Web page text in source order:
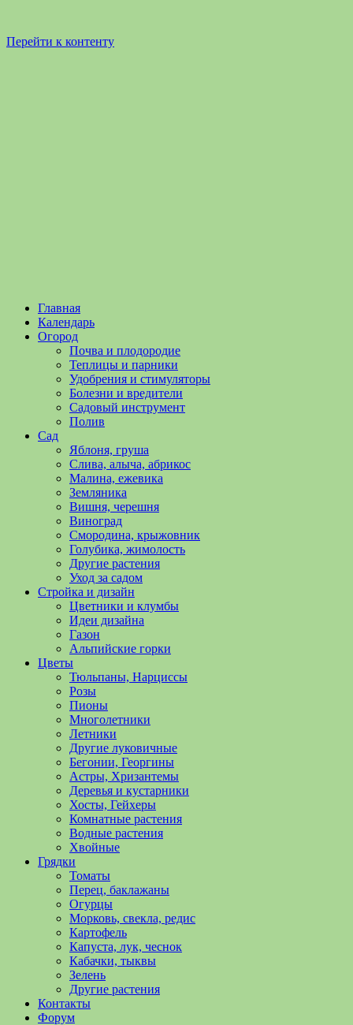
Перейти к контенту
Садоводство
Огородничество
Садоводство
огородничество
полезные
уходу
овощами,
растениями
Поможем
обустройстве
выращивании
Главная
Календарь
Огород
Почва и плодородие
Теплицы и парники
Удобрения и стимуляторы
Болезни и вредители
Садовый инструмент
Полив
Сад
Яблоня, груша
Слива, алыча, абрикос
Малина, ежевика
Земляника
Вишня, черешня
Виноград
Смородина, крыжовник
Голубика, жимолость
Другие растения
Уход за садом
Стройка и дизайн
Цветники и клумбы
Идеи дизайна
Газон
Альпийские горки
Цветы
Тюльпаны, Нарциссы
Розы
Пионы
Многолетники
Летники
Другие луковичные
Бегонии, Георгины
Астры, Хризантемы
Деревья и кустарники
Хосты, Гейхеры
Комнатные растения
Водные растения
Хвойные
Грядки
Томаты
Перец, баклажаны
Огурцы
Морковь, свекла, редис
Картофель
Капуста, лук, чеснок
Кабачки, тыквы
Зелень
Другие растения
Контакты
Форум